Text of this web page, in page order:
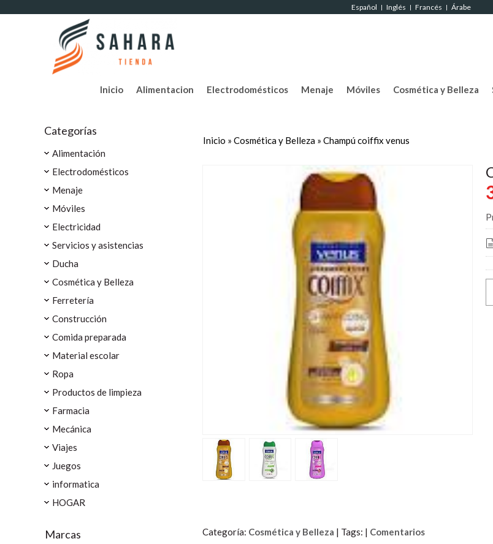
Español | Inglés | Francés | Árabe
Inicio Alimentacion Electrodomésticos Menaje Móviles Cosmética y Belleza
Categorías
Alimentación
Electrodomésticos
Menaje
Móviles
Electricidad
Servicios y asistencias
Ducha
Cosmética y Belleza
Ferretería
Construcción
Comida preparada
Material escolar
Ropa
Productos de limpieza
Farmacia
Mecánica
Viajes
Juegos
informatica
HOGAR
Marcas
Inicio » Cosmética y Belleza » Champú coiffix venus
Categoría: Cosmética y Belleza | Tags: | Comentarios